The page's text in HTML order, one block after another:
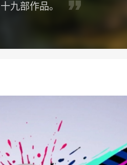
九部作品。